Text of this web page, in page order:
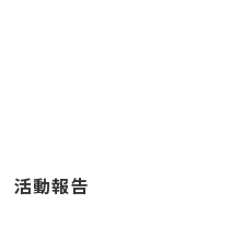
動報告